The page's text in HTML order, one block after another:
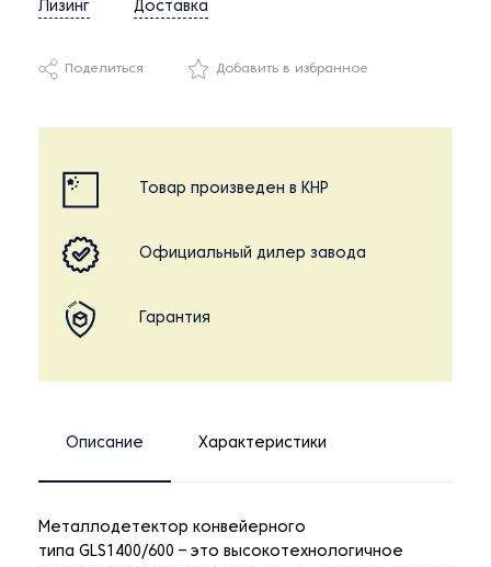
Лизинг Доставка
Поделиться Добавить в избранное
Товар произведен в КНР
Официальный дилер завода
Гарантия
Описание Характеристики
Металлодетектор конвейерного
типа GLS1400/600 – это высокотехнологичное